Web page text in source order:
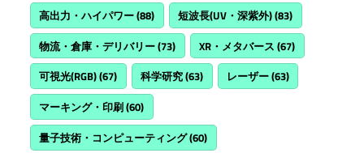
高出力・ハイパワー(88) 短波長(UV・深紫外)(83)
物流・倉庫・デリバリー(73) XR・メタバース (67)
可視光(RGB)(67) 科学研究(63) レーザー(63)
マーキング・印刷(60)
量子技術・コンピューティング(60)